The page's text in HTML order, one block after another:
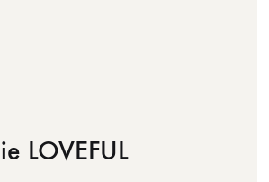
LOVEFUL